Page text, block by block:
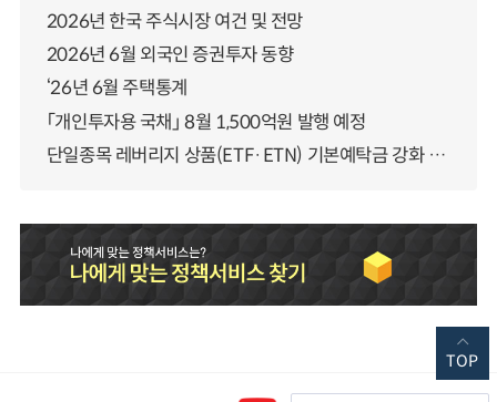
2026년 한국 주식시장 여건 및 전망
2026년 6월 외국인 증권투자 동향
‘26년 6월 주택통계
「개인투자용 국채」 8월 1,500억원 발행 예정
단일종목 레버리지 상품(ETF·ETN) 기본예탁금 강화 조기시행 방안 안내
TOP